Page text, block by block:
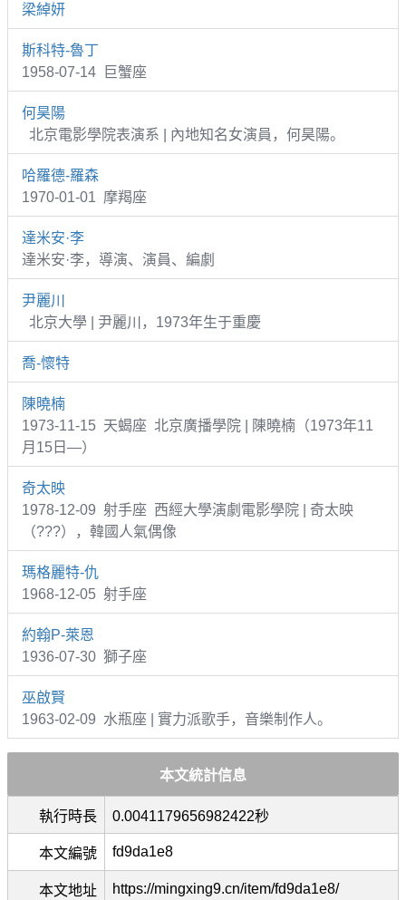
梁綽妍
斯科特-魯丁
1958-07-14 巨蟹座
何昊陽
北京電影學院表演系 | 內地知名女演員，何昊陽。
哈羅德-羅森
1970-01-01 摩羯座
達米安·李
達米安·李，導演、演員、編劇
尹麗川
北京大學 | 尹麗川，1973年生于重慶
喬-懷特
陳曉楠
1973-11-15 天蝎座 北京廣播學院 | 陳曉楠（1973年11
月15日—）
奇太映
1978-12-09 射手座 西經大學演劇電影學院 | 奇太映
（???），韓國人氣偶像
瑪格麗特-仇
1968-12-05 射手座
約翰P-萊恩
1936-07-30 獅子座
巫啟賢
1963-02-09 水瓶座 | 實力派歌手，音樂制作人。
本文統計信息
執行時長 0.0041179656982422秒
本文編號 fd9da1e8
本文地址 https://mingxing9.cn/item/fd9da1e8/